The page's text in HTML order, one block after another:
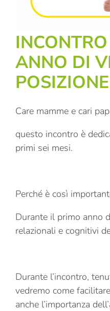
ANNO DI
Care mamme e cari
questo incontro è
primi sei mesi.
Perché è così
Durante il primo anno
relazionali e cognitivi
Durante l’incontro,
vedremo come
anche l’importanza